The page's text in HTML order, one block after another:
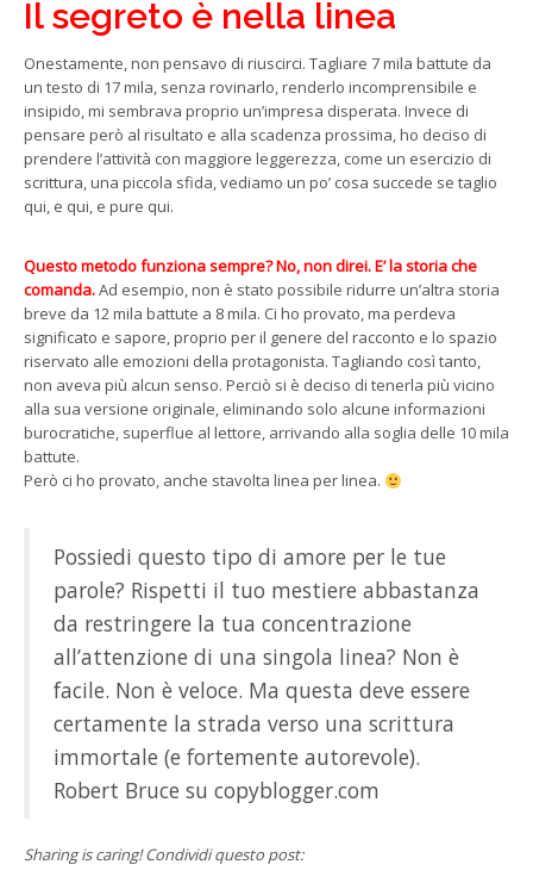
Il segreto è nella linea
Onestamente, non pensavo di riuscirci. Tagliare 7 mila battute da
un testo di 17 mila, senza rovinarlo, renderlo incomprensibile e
insipido, mi sembrava proprio un’impresa disperata. Invece di
pensare però al risultato e alla scadenza prossima, ho deciso di
prendere l’attività con maggiore leggerezza, come un esercizio di
scrittura, una piccola sfida, vediamo un po’ cosa succede se taglio
qui, e qui, e pure qui.
Questo metodo funziona sempre? No, non direi. E’ la storia che
comanda.Ad esempio, non è stato possibile ridurre un’altra storia
breve da 12 mila battute a 8 mila. Ci ho provato, ma perdeva
significato e sapore, proprio per il genere del racconto e lo spazio
riservato alle emozioni della protagonista. Tagliando così tanto,
non aveva più alcun senso. Perciò si è deciso di tenerla più vicino
alla sua versione originale, eliminando solo alcune informazioni
burocratiche, superflue al lettore, arrivando alla soglia delle 10 mila
battute.
Però ci ho provato, anche stavolta linea per linea.
Possiedi questo tipo di amore per le tue
parole? Rispetti il tuo mestiere abbastanza
da restringere la tua concentrazione
all’attenzione di una singola linea? Non è
facile. Non è veloce. Ma questa deve essere
certamente la strada verso una scrittura
immortale (e fortemente autorevole).
Robert Bruce su copyblogger.com
Sharing is caring! Condividi questo post: